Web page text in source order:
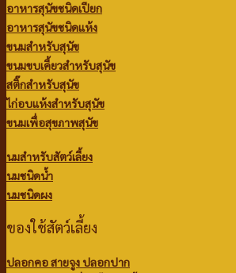
อาหารสุนัขชนิดเปียก
อาหารสุนัขชนิดแห้ง
ขนมสำหรับสุนัข
ขนมขบเคี้ยวสำหรับสุนัข
สติ๊กสำหรับสุนัข
ไก่อบแห้งสำหรับสุนัข
ขนมเพื่อสุขภาพสุนัข
นมสำหรับสัตว์เลี้ยง
นมชนิดน้ำ
นมชนิดผง
ของใช้สัตว์เลี้ยง
ปลอกคอ สายจูง ปลอกปาก